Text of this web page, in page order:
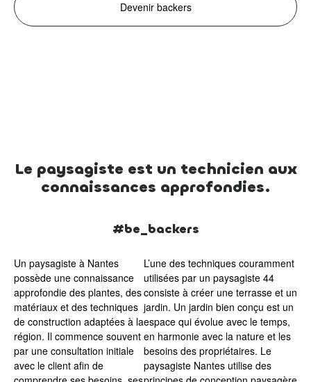
Devenir backers
Le paysagiste est un technicien aux
connaissances approfondies.
#be_backers
Un paysagiste à Nantes
possède une connaissance
approfondie des plantes, des
matériaux et des techniques
de construction adaptées à la
région. Il commence souvent
par une consultation initiale
avec le client afin de
L’une des techniques couramment
utilisées par un paysagiste 44
consiste à créer une terrasse et un
jardin. Un jardin bien conçu est un
espace qui évolue avec le temps,
en harmonie avec la nature et les
besoins des propriétaires. Le
paysagiste Nantes utilise des